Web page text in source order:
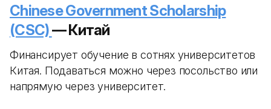
Chinese Government Scholarship
(CSC)— Китай
Финансирует обучение в сотнях университетов
Китая. Подаваться можно через посольство или
напрямую через университет.